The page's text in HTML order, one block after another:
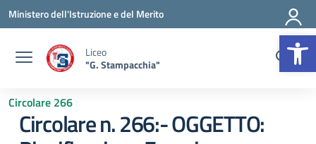
Vai ai contenuti
Vai al menu di navigazione
Vai al footer
Ministero dell'Istruzione e del Merito
Liceo
"G. Stampacchia"
Circolare 266
Circolare n. 266:- OGGETTO: